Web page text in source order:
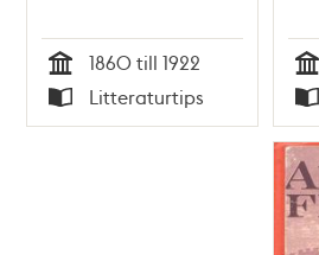
Tid
1860 till 1922
Typ
Litteraturtips Tid
Typ